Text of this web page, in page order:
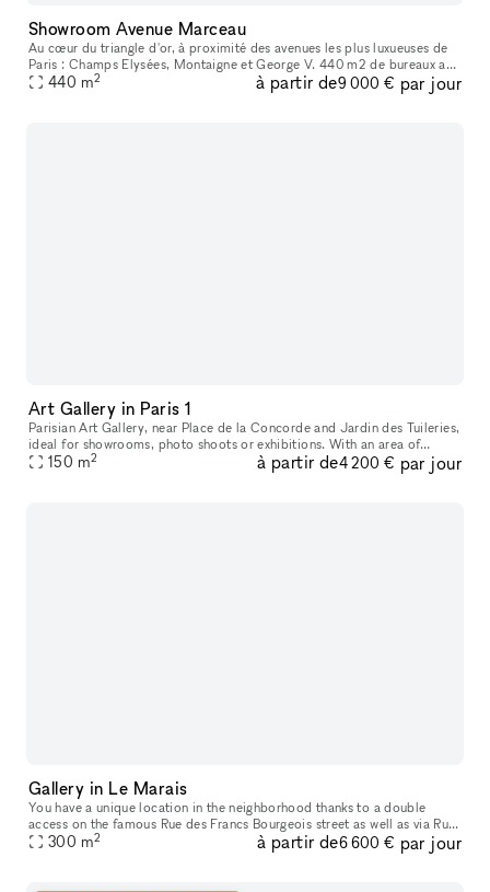
Showroom Avenue Marceau
Au cœur du triangle d'or, à proximité des avenues les plus luxueuses de
Paris : Champs Elysées, Montaigne et George V. 440 m2 de bureaux au
1er étage d'un immeuble haussmannien. A quelques minutes à
440 m2 à partir de9 000 € par jour
Art Gallery in Paris 1
Parisian Art Gallery, near Place de la Concorde and Jardin des Tuileries,
ideal for showrooms, photo shoots or exhibitions. With an area of
150m².
150 m2 à partir de4 200 € par jour
Gallery in Le Marais
You have a unique location in the neighborhood thanks to a double
access on the famous Rue des Francs Bourgeois street as well as via Rue
de Turenne, offering a 300m² space that can divided according
300 m2 à partir de6 600 € par jour